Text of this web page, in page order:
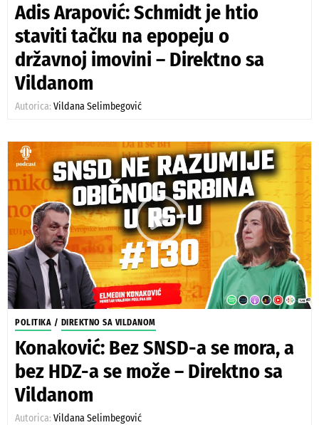
Adis Arapović: Schmidt je htio
staviti tačku na epopeju o
državnoj imovini – Direktno sa
Vildanom
Autorica: Vildana Selimbegović
POLITIKA / DIREKTNO SA VILDANOM
Konaković: Bez SNSD-a se mora, a
bez HDZ-a se može – Direktno sa
Vildanom
Autorica: Vildana Selimbegović